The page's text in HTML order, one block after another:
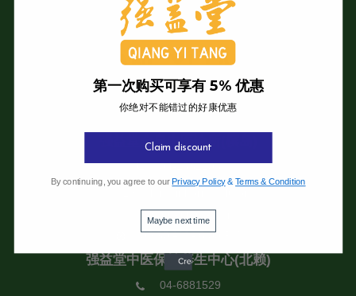
强益堂全息中医诊所
强益堂全息中医诊所(槟岛)
04-2832108
11600 Pulau Pinang.
09:30 AM - 6:00 PM
强益堂中医保健养生中心(北赖)
04-6881529
第一次购买可享有 5% 优惠
你绝对不能错过的好康优惠
Claim discount
By continuing, you agree to our Privacy Policy&Terms & Condition
Maybe next time